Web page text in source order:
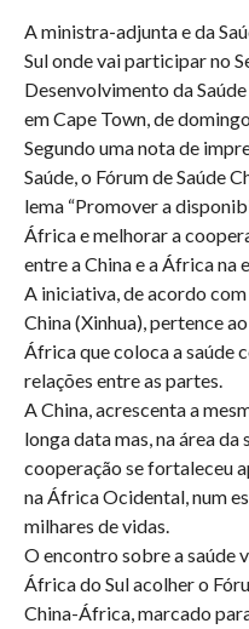
A ministra-adjunta e da
Sul onde vai participar no
Desenvolvimento da
em Cape Town, de
Segundo uma nota de
Saúde, o Fórum de Saúde
lema “Promover a
África e melhorar a
entre a China e a África na
A iniciativa, de acordo
China (Xinhua), pertence
África que coloca a saúde
relações entre as partes.
A China, acrescenta a
longa data mas, na área da
cooperação se fortaleceu
na África Ocidental, num
milhares de vidas.
O encontro sobre a saúde
África do Sul acolher o
China-África, marcado